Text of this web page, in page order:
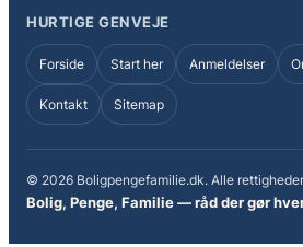
HURTIGE GENVEJE
Forside Start her Anmeldelser
Kontakt Sitemap
© 2026 Boligpengefamilie.dk. Alle
Bolig, Penge, Familie — råd der gør